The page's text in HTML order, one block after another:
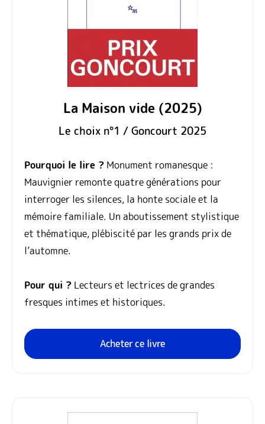
La Maison vide (2025)
Le choix n°1 / Goncourt 2025
Pourquoi le lire ? Monument romanesque :
Mauvignier remonte quatre générations pour
interroger les silences, la honte sociale et la
mémoire familiale. Un aboutissement stylistique
et thématique, plébiscité par les grands prix de
l’automne.
Pour qui ? Lecteurs et lectrices de grandes
fresques intimes et historiques.
Acheter ce livre